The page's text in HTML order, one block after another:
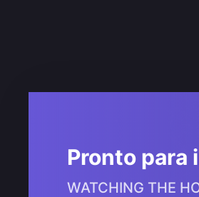
de
Pronto para
WATCHING THE